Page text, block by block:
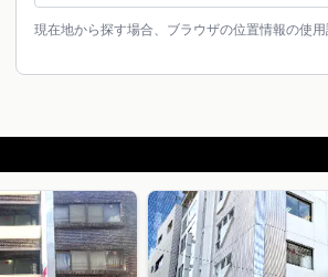
現在地から探す場合、ブラウザの位置情報の使